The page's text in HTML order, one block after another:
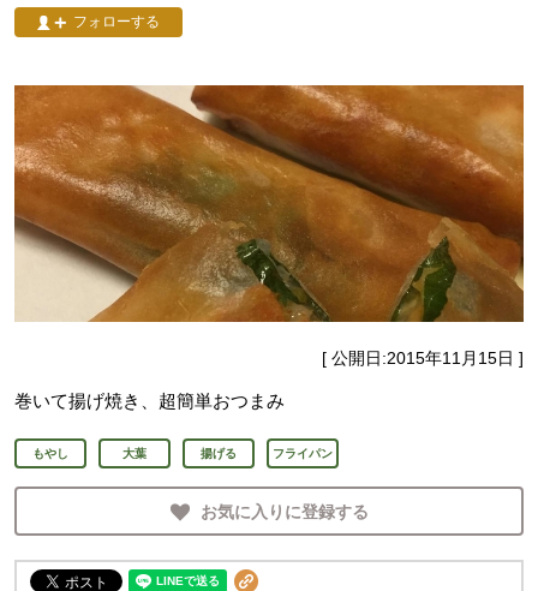
フォローする
[ 公開日:2015年11月15日 ]
巻いて揚げ焼き、超簡単おつまみ
もやし 大葉 揚げる フライパン
お気に入りに登録する